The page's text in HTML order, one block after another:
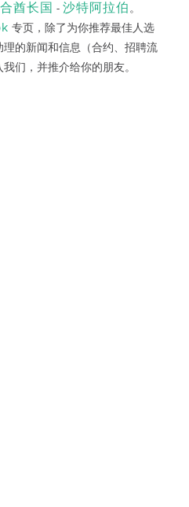
酋长国 - 沙特阿拉伯。
专页，除了为你推荐最佳人选
的新闻和信息（合约、招聘流
们，并推介给你的朋友。